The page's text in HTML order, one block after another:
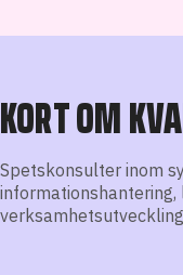
KORT OM
Spetskonsulter inom
informationshantering,